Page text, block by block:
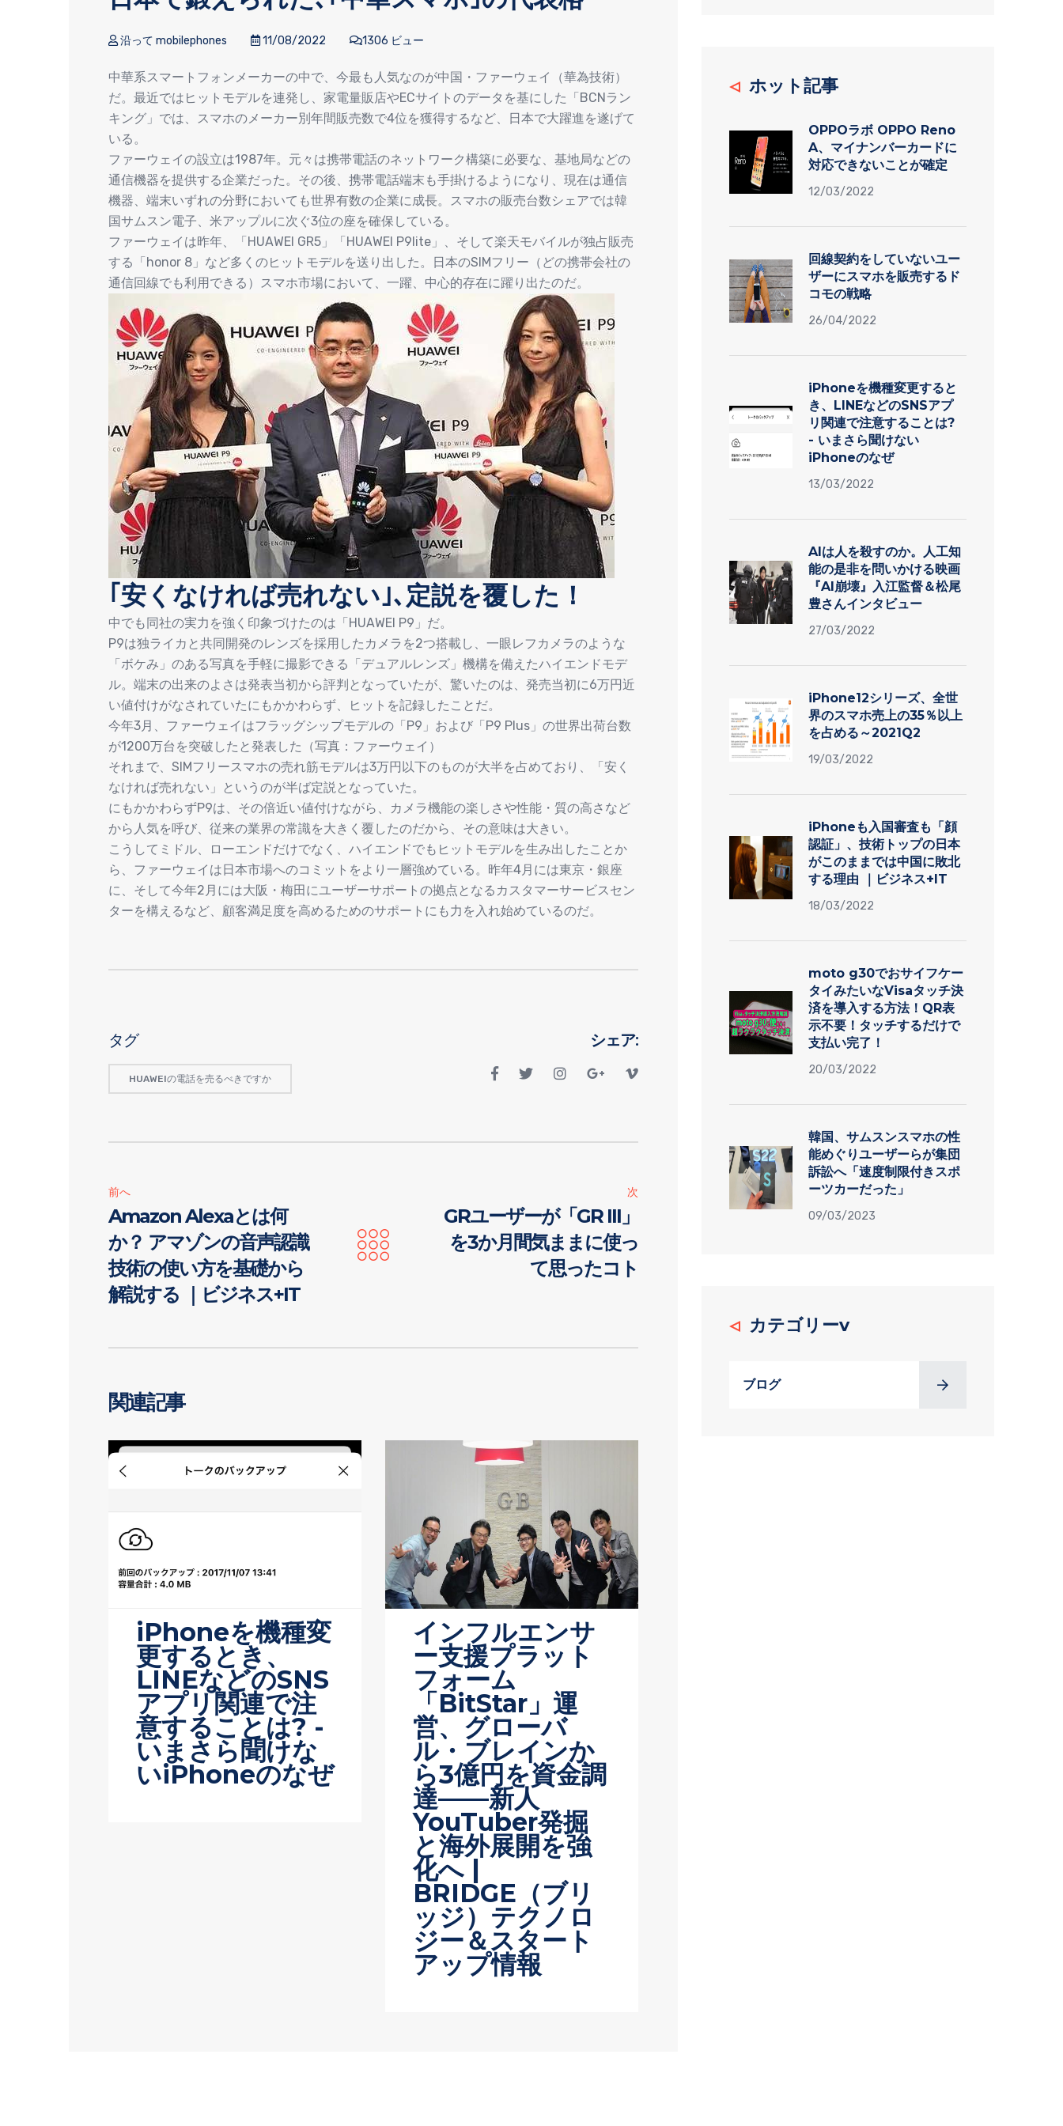
沿って mobilephones 11/08/2022 1306 ビュー
中華系スマートフォンメーカーの中で、今最も人気なのが中国・ファーウェイ（華為技術）
だ。最近ではヒットモデルを連発し、家電量販店やECサイトのデータを基にした「BCNラン
キング」では、スマホのメーカー別年間販売数で4位を獲得するなど、日本で大躍進を遂げて
いる。
ファーウェイの設立は1987年。元々は携帯電話のネットワーク構築に必要な、基地局などの
通信機器を提供する企業だった。その後、携帯電話端末も手掛けるようになり、現在は通信
機器、端末いずれの分野においても世界有数の企業に成長。スマホの販売台数シェアでは韓
国サムスン電子、米アップルに次ぐ3位の座を確保している。
ファーウェイは昨年、「HUAWEI GR5」「HUAWEI P9lite」、そして楽天モバイルが独占販売
する「honor 8」など多くのヒットモデルを送り出した。日本のSIMフリー（どの携帯会社の
通信回線でも利用できる）スマホ市場において、一躍、中心的存在に躍り出たのだ。
｢安くなければ売れない｣､定説を覆した！
中でも同社の実力を強く印象づけたのは「HUAWEI P9」だ。
P9は独ライカと共同開発のレンズを採用したカメラを2つ搭載し、一眼レフカメラのような
「ボケみ」のある写真を手軽に撮影できる「デュアルレンズ」機構を備えたハイエンドモデ
ル。端末の出来のよさは発表当初から評判となっていたが、驚いたのは、発売当初に6万円近
い値付けがなされていたにもかかわらず、ヒットを記録したことだ。
今年3月、ファーウェイはフラッグシップモデルの「P9」および「P9 Plus」の世界出荷台数
が1200万台を突破したと発表した（写真：ファーウェイ）
それまで、SIMフリースマホの売れ筋モデルは3万円以下のものが大半を占めており、「安く
なければ売れない」というのが半ば定説となっていた。
にもかかわらずP9は、その倍近い値付けながら、カメラ機能の楽しさや性能・質の高さなど
から人気を呼び、従来の業界の常識を大きく覆したのだから、その意味は大きい。
こうしてミドル、ローエンドだけでなく、ハイエンドでもヒットモデルを生み出したことか
ら、ファーウェイは日本市場へのコミットをより一層強めている。昨年4月には東京・銀座
に、そして今年2月には大阪・梅田にユーザーサポートの拠点となるカスタマーサービスセン
ターを構えるなど、顧客満足度を高めるためのサポートにも力を入れ始めているのだ。
タグ
HUAWEIの電話を売るべきですか
シェア:
前へ
Amazon Alexaとは何
か？ アマゾンの音声認識
技術の使い方を基礎から
解説する ｜ビジネス+IT
次
GRユーザーが「GR III」
を3か月間気ままに使っ
て思ったコト
関連記事
iPhoneを機種変
更するとき、
LINEなどのSNS
アプリ関連で注
意することは? -
いまさら聞けな
いiPhoneのなぜ
インフルエンサ
ー支援プラット
フォーム
「BitStar」運
営、グローバ
ル・ブレインか
ら3億円を資金調
達——新人
YouTuber発掘
と海外展開を強
化へ |
BRIDGE（ブリ
ッジ）テクノロ
ジー＆スタート
アップ情報
ホット記事
OPPOラボ OPPO Reno
A、マイナンバーカードに
対応できないことが確定
12/03/2022
回線契約をしていないユー
ザーにスマホを販売するド
コモの戦略
26/04/2022
iPhoneを機種変更すると
き、LINEなどのSNSアプ
リ関連で注意することは?
- いまさら聞けない
iPhoneのなぜ
13/03/2022
AIは人を殺すのか。人工知
能の是非を問いかける映画
『AI崩壊』入江監督＆松尾
豊さんインタビュー
27/03/2022
iPhone12シリーズ、全世
界のスマホ売上の35％以上
を占める～2021Q2
19/03/2022
iPhoneも入国審査も「顔
認証」、技術トップの日本
がこのままでは中国に敗北
する理由 ｜ビジネス+IT
18/03/2022
moto g30でおサイフケー
タイみたいなVisaタッチ決
済を導入する方法！QR表
示不要！タッチするだけで
支払い完了！
20/03/2022
韓国、サムスンスマホの性
能めぐりユーザーらが集団
訴訟へ「速度制限付きスポ
ーツカーだった」
09/03/2023
カテゴリーv
ブログ